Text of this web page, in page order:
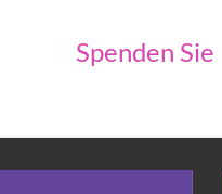
Spenden Sie